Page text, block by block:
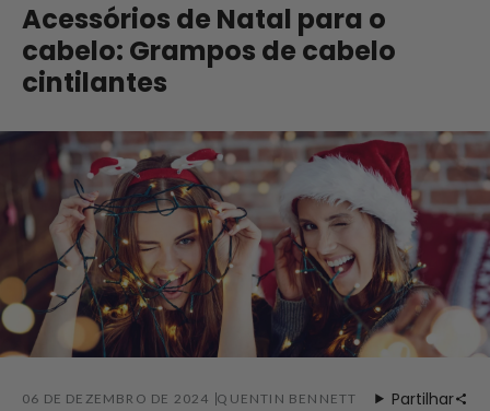
Acessórios de Natal para o
cabelo: Grampos de cabelo
cintilantes
06 DE DEZEMBRO DE 2024 QUENTIN BENNETT Partilhar